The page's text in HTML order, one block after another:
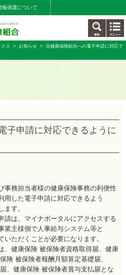
報保護について
クス > お知らせ > 当健康保険組合への電子申請に対応で
子申請に対応できるように
事務担当者様の健康保険事務の利便性
用した電子申請に対応できるよう
す。
請は、マイナポータルにアクセスする
業主様側で人事給与システム等と
ただくことが必要になります。
、健康保険 被保険者資格取得届、健康
険 被保険者報酬月額算定基礎届、
、健康保険 被保険者賞与支払届とな